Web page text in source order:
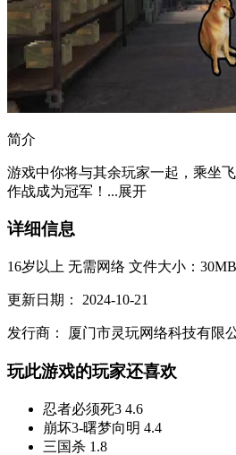
简介
游戏中你将与其余玩家一起，乘坐
作战成为冠军！...展开
详细信息
16岁以上 无需网络 文件大小：30MB
更新日期： 2024-10-21
发行商： 厦门市灵玩网络科技有限
玩此游戏的玩家还喜欢
忍者必须死3 4.6
崩坏3-曙梦向明 4.4
三国杀 1.8